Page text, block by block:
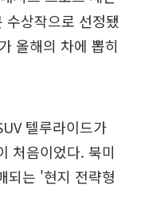
수상작으로 선정됐
올해의 차에 뽑히
텔루라이드가
처음이었다. 북미
되는 '현지 전략형